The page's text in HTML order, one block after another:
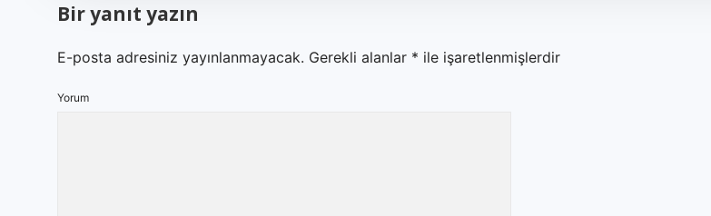
Bir yanıt yazın
E-posta adresiniz yayınlanmayacak. Gerekli alanlar * ile işaretlenmişlerdir
Yorum